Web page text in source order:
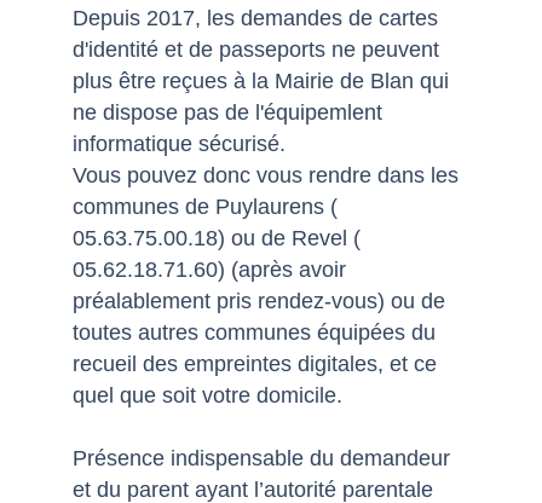
Depuis 2017, les demandes de cartes
d'identité et de passeports ne peuvent
plus être reçues à la Mairie de Blan qui
ne dispose pas de l'équipemlent
informatique sécurisé.
Vous pouvez donc vous rendre dans les
communes de Puylaurens (
05.63.75.00.18) ou de Revel (
05.62.18.71.60) (après avoir
préalablement pris rendez-vous) ou de
toutes autres communes équipées du
recueil des empreintes digitales, et ce
quel que soit votre domicile.
Présence indispensable du demandeur
et du parent ayant l’autorité parentale